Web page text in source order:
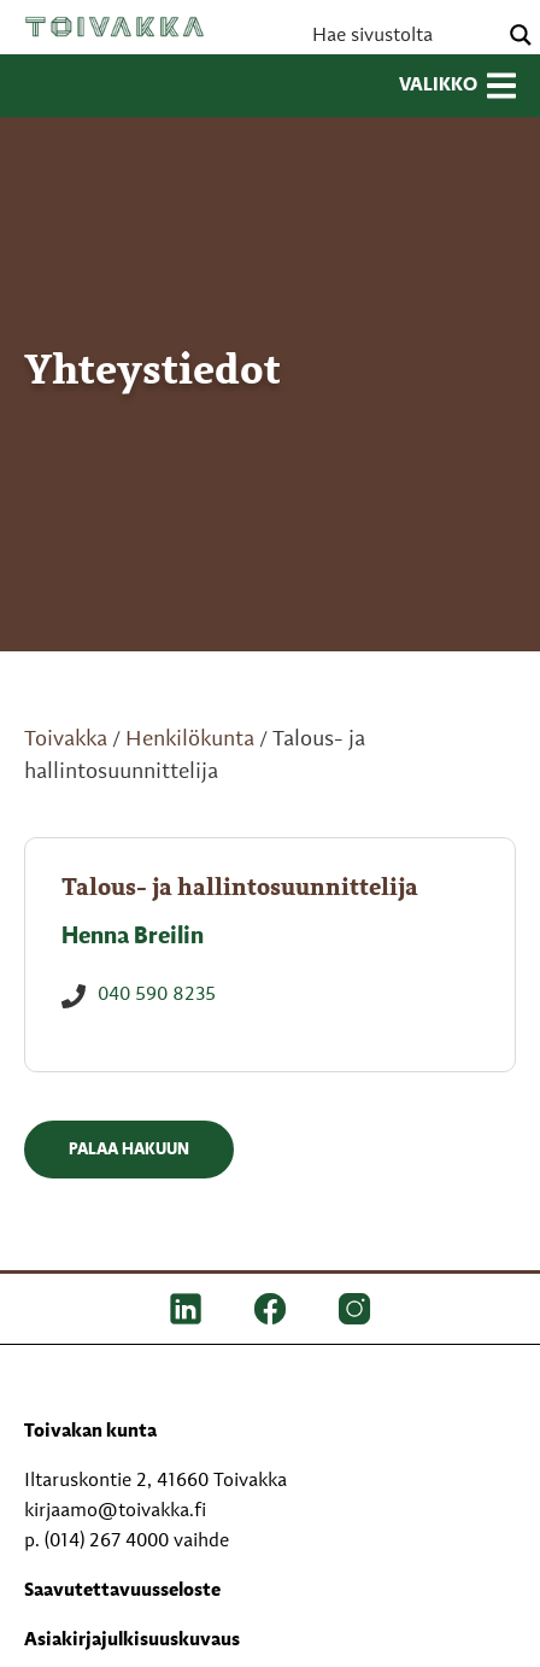
VALIKKO
Yhteystiedot
Toivakka / Henkilökunta /
Talous- ja
hallintosuunnittelija
Talous- ja hallintosuunnittelija
Henna Breilin
040 590 8235
PALAA HAKUUN
Toivakan kunta
Iltaruskontie 2, 41660 Toivakka
kirjaamo@toivakka.fi
p. (014) 267 4000 vaihde
Saavutettavuusseloste
Asiakirjajulkisuuskuvaus